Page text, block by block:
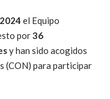
el Equipo
por36
y han sido acogidos
(CON) para participar